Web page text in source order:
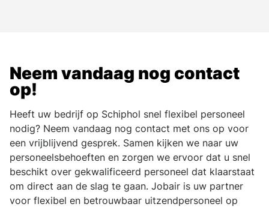
Neem vandaag nog contact
op!
Heeft uw bedrijf op Schiphol snel flexibel personeel
nodig? Neem vandaag nog contact met ons op voor
een vrijblijvend gesprek. Samen kijken we naar uw
personeelsbehoeften en zorgen we ervoor dat u snel
beschikt over gekwalificeerd personeel dat klaarstaat
om direct aan de slag te gaan. Jobair is uw partner
voor flexibel en betrouwbaar uitzendpersoneel op